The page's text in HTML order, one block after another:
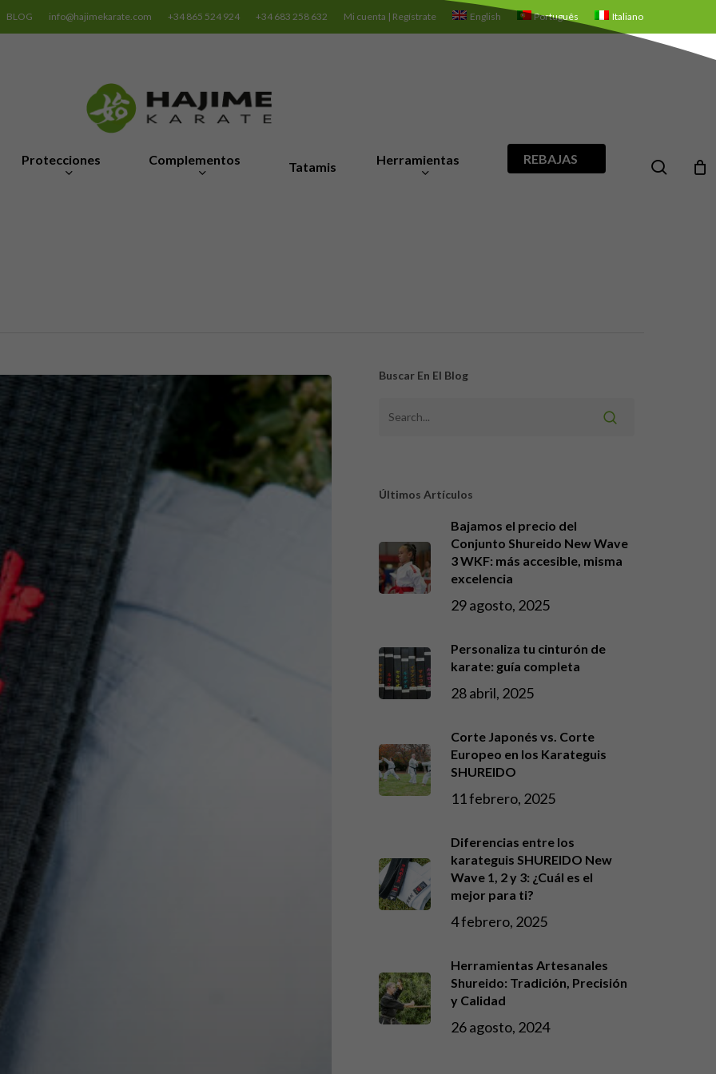
BLOG info@hajimekarate.com +34 865 524 924 +34 683 258 632 Mi cuenta | Regístrate English Português Italiano
Protecciones Complementos Tatamis Herramientas REBAJAS search
Buscar En El Blog
Últimos Artículos
Bajamos el precio del
Conjunto Shureido New Wave
3 WKF: más accesible, misma
excelencia
29 agosto, 2025
Personaliza tu cinturón de
karate: guía completa
28 abril, 2025
Corte Japonés vs. Corte
Europeo en los Karateguis
SHUREIDO
11 febrero, 2025
Diferencias entre los
karateguis SHUREIDO New
Wave 1, 2 y 3: ¿Cuál es el
mejor para ti?
4 febrero, 2025
Herramientas Artesanales
Shureido: Tradición, Precisión
y Calidad
26 agosto, 2024